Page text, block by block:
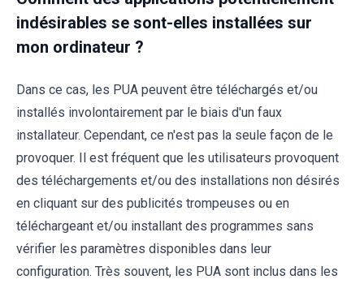
indésirables se sont-elles installées sur
mon ordinateur ?
Dans ce cas, les PUA peuvent être téléchargés et/ou
installés involontairement par le biais d'un faux
installateur. Cependant, ce n'est pas la seule façon de le
provoquer. Il est fréquent que les utilisateurs provoquent
des téléchargements et/ou des installations non désirés
en cliquant sur des publicités trompeuses ou en
téléchargeant et/ou installant des programmes sans
vérifier les paramètres disponibles dans leur
configuration. Très souvent, les PUA sont inclus dans les